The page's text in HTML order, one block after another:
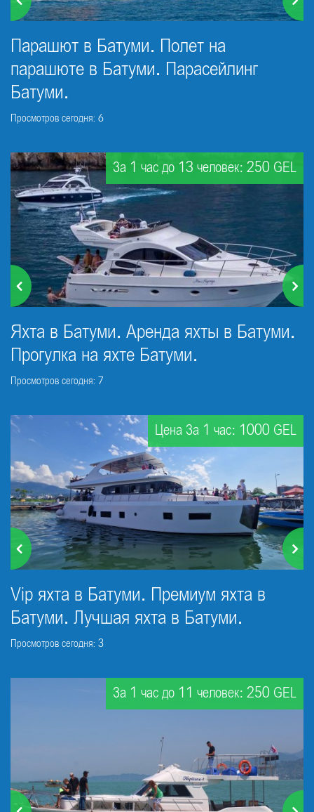
Парашют в Батуми. Полет на
парашюте в Батуми. Парасейлинг
Батуми.
Просмотров сегодня: 6
За 1 час до 13 человек: 250 GEL
Яхта в Батуми. Аренда яхты в Батуми.
Прогулка на яхте Батуми.
Просмотров сегодня: 7
Цена За 1 час: 1000 GEL
Vip яхта в Батуми. Премиум яхта в
Батуми. Лучшая яхта в Батуми.
Просмотров сегодня: 3
За 1 час до 11 человек: 250 GEL